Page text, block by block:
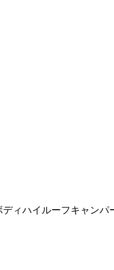
ィハイルーフキャンパ